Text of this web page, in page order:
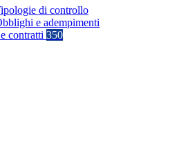
di controllo
e adempimenti
contratti 350